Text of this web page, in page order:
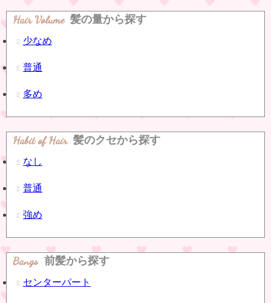
Hair Volume 髪の量から探す
少なめ
普通
多め
Habit of Hair 髪のクセから探す
なし
普通
強め
Bangs 前髪から探す
センターパート